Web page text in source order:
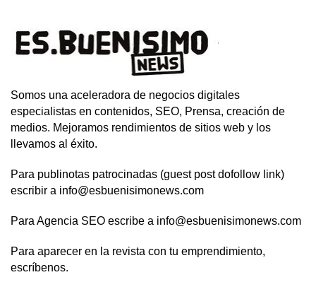
Somos una aceleradora de negocios digitales
especialistas en contenidos, SEO, Prensa, creación de
medios. Mejoramos rendimientos de sitios web y los
llevamos al éxito.
Para publinotas patrocinadas (guest post dofollow link)
escribir a info@esbuenisimonews.com
Para Agencia SEO escribe a info@esbuenisimonews.com
Para aparecer en la revista con tu emprendimiento,
escríbenos.